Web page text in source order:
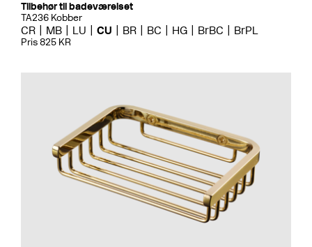
Tilbehør til badeværelset
TA236 Kobber
CR MB LU CU BR BC HG BrBC BrPL
Pris 825 KR